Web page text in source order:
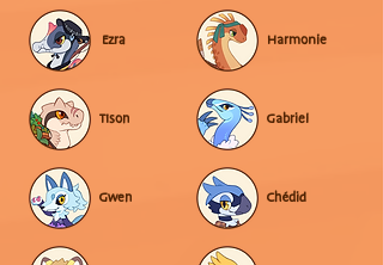
Ezra
Tison
Gwen
Harmonie
Gabriel
Chédid